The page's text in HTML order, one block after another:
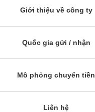
Giới thiệu về công ty
Quốc gia gửi / nhận
Mô phỏng chuyển tiền
Liên hệ